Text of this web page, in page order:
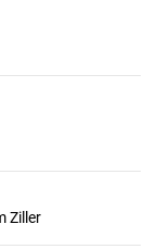
Ziller